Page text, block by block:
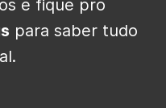
e fique pro
para saber tudo